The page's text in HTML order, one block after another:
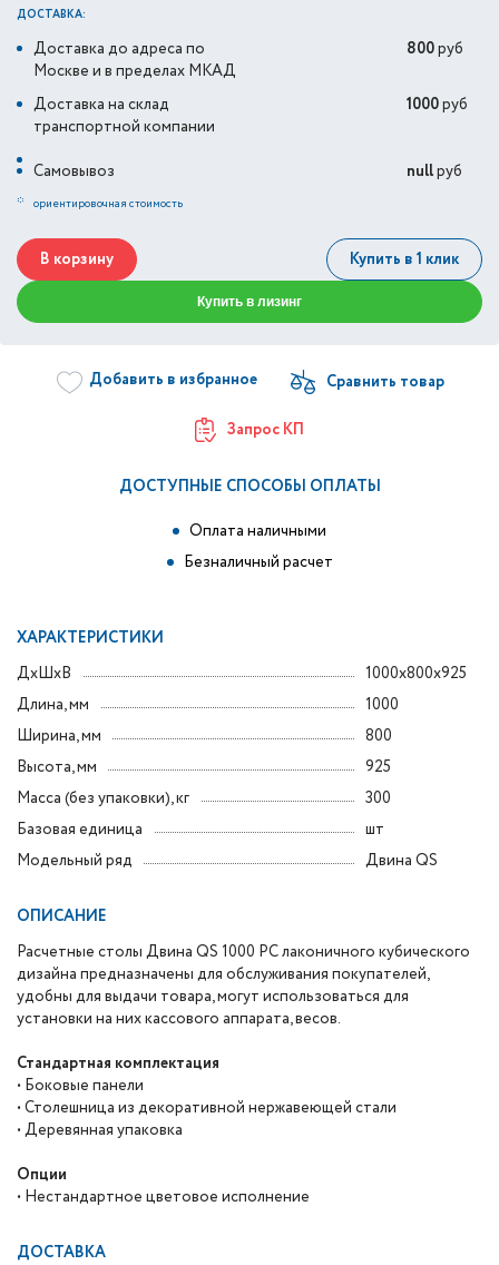
ДОСТАВКА:
Доставка до адреса по
Москве и в пределах МКАД
800руб
Доставка на склад
транспортной компании
1000руб
Самовывоз nullруб
* ориентировочная стоимость
В корзину Купить в 1 клик
Купить в лизинг
Добавить в избранное
Запрос КП
ДОСТУПНЫЕ СПОСОБЫ ОПЛАТЫ
Оплата наличными
Безналичный расчет
ХАРАКТЕРИСТИКИ
ДxШxВ
1000x800x925
Длина, мм
1000
Ширина, мм
800
Высота, мм
925
Масса (без упаковки), кг
300
Базовая единица
шт
Модельный ряд
Двина QS
ОПИСАНИЕ
Расчетные столы Двина QS 1000 PC лаконичного кубического
дизайна предназначены для обслуживания покупателей,
удобны для выдачи товара, могут использоваться для
установки на них кассового аппарата, весов.
Стандартная комплектация
• Боковые панели
• Столешница из декоративной нержавеющей стали
• Деревянная упаковка
Опции
• Нестандартное цветовое исполнение
ДОСТАВКА